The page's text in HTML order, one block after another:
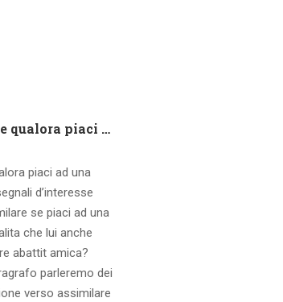
Che tipo di capire qualora piaci ad una ragazza contatto 8 segnali d’interesse inconsci
piaci ad una
d’interesse
se piaci ad una
che lui anche
abattit amica?
parleremo dei
verso assimilare